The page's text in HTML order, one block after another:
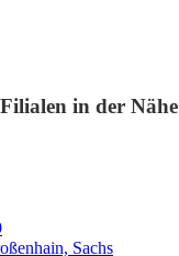
in der Nähe
Sachs